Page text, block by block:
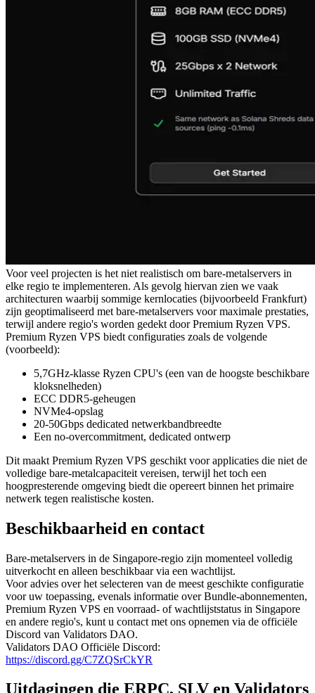
Voor veel projecten is het niet realistisch om bare-metalservers in
elke regio te implementeren. Als gevolg hiervan zien we vaak
architecturen waarbij sommige kernlocaties (bijvoorbeeld Frankfurt)
zijn geoptimaliseerd met bare-metalservers voor maximale prestaties,
terwijl andere regio's worden gedekt door Premium Ryzen VPS.
Premium Ryzen VPS biedt configuraties zoals de volgende
(voorbeeld):
5,7GHz-klasse Ryzen CPU's (een van de hoogste beschikbare
kloksnelheden)
ECC DDR5-geheugen
NVMe4-opslag
20-50Gbps dedicated netwerkbandbreedte
Een no-overcommitment, dedicated ontwerp
Dit maakt Premium Ryzen VPS geschikt voor applicaties die niet de
volledige bare-metalcapaciteit vereisen, terwijl het toch een
hoogpresterende omgeving biedt die opereert binnen het primaire
netwerk tegen realistische kosten.
Beschikbaarheid en contact
Bare-metalservers in de Singapore-regio zijn momenteel volledig
uitverkocht en alleen beschikbaar via een wachtlijst.
Voor advies over het selecteren van de meest geschikte configuratie
voor uw toepassing, evenals informatie over Bundle-abonnementen,
Premium Ryzen VPS en voorraad- of wachtlijststatus in Singapore
en andere regio's, kunt u contact met ons opnemen via de officiële
Discord van Validators DAO.
Validators DAO Officiële Discord:
https://discord.gg/C7ZQSrCkYR
Uitdagingen die ERPC, SLV en Validators